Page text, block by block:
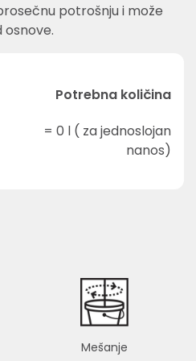
potrošnju i može
osnove.
Potrebna količina
= 0 l ( za jednoslojan
nanos)
Mešanje